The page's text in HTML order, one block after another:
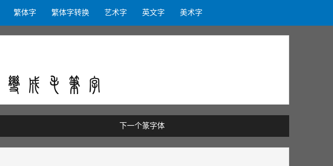
繁体字 繁体字转换 艺术字 英文字 美术字
下一个篆字体